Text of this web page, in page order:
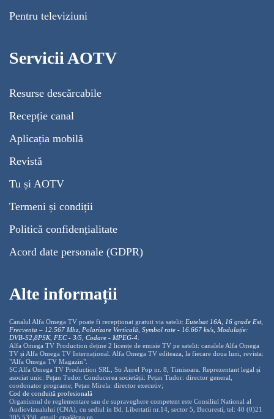
Pentru televiziuni
Servicii AOTV
Resurse descărcabile
Recepție canal
Aplicația mobilă
Revistă
Tu și AOTV
Termeni și condiții
Politică confidențialitate
Acord date personale (GDPR)
Alte informații
Canalul Alfa Omega TV poate fi recepționat gratuit via satelit: Eutelsat 16A, 16 grade Est,
Frecventa – 12.567 Mhz, Polarizare Verticală, Symbol rate - 16.667 ks/s, Modulație:
DVB-S2,8PSK, FEC - 3/5, Codare - MPEG-4
Alfa Omega TV Production deține 2 licențe de emisie TV pe satelit: canalele Alfa Omega
TV și Alfa Omega TV Internațional. Alfa Omega TV editeaza, la fiecare doua luni, revista:
"Alfa Omega TV Magazin".
SC Alfa Omega TV Production SRL, Str Aurel Pop nr. 8, Timisoara. Reprezentant legal și
asociat unic: Pețan Tudor. Conducerea societății: Pețan Tudor: director general,
coodonator programe; Pețan Mirela: director executiv;
Cod de conduită profesională
Organismul de reglementare sau de supraveghere competent este Consiliul National al
Audiovizualului (CNA), cu sediul in Bd. Libertatii nr.14, sector 5, Bucuresti, tel: 40 (0)21
305 5350, email: cna@cna.ro